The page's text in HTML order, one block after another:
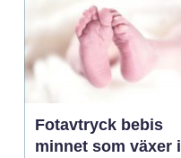
Fotavtryck bebis
minnet som växer i